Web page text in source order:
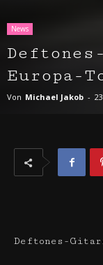
News
Europa-
Von Michael Jakob -
Deftones-